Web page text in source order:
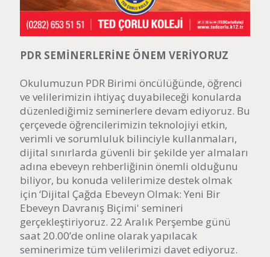
PDR SEMİNERLERİNE ÖNEM VERİYORUZ
Okulumuzun PDR Birimi öncülüğünde, öğrenci
ve velilerimizin ihtiyaç duyabileceği konularda
düzenlediğimiz seminerlere devam ediyoruz. Bu
çerçevede öğrencilerimizin teknolojiyi etkin,
verimli ve sorumluluk bilinciyle kullanmaları,
dijital sınırlarda güvenli bir şekilde yer almaları
adına ebeveyn rehberliğinin önemli olduğunu
biliyor, bu konuda velilerimize destek olmak
için ‘Dijital Çağda Ebeveyn Olmak: Yeni Bir
Ebeveyn Davranış Biçimi' semineri
gerçekleştiriyoruz. 22 Aralık Perşembe günü
saat 20.00’de online olarak yapılacak
seminerimize tüm velilerimizi davet ediyoruz.